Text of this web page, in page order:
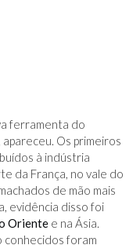
ferramenta do
Os primeiros
à indústria
da França, no vale do
de mão mais
evidência disso foi
Oriente e na Ásia.
conhecidos foram